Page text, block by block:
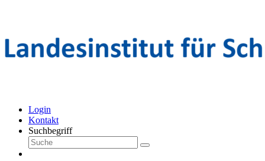
Login
Kontakt
Suchbegriff